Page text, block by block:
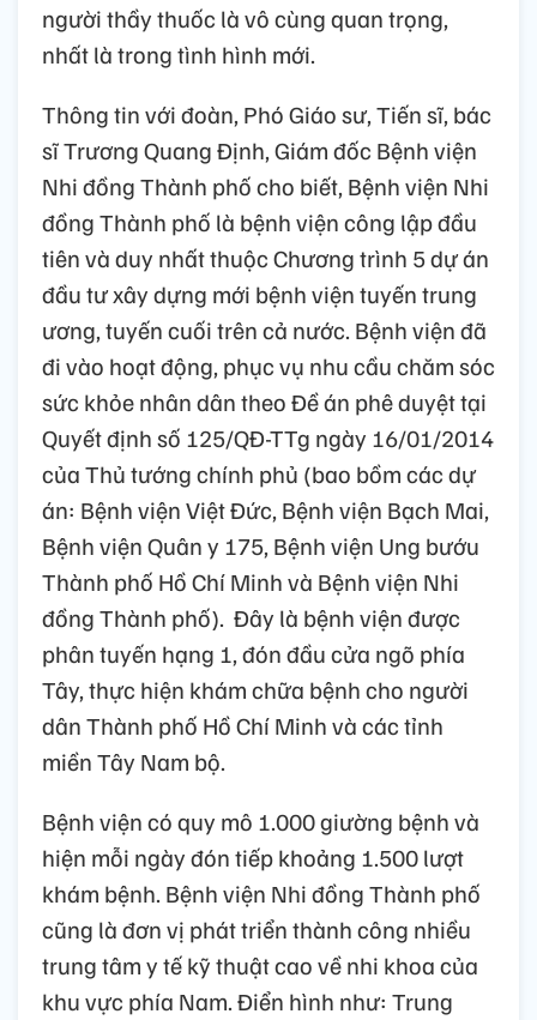
người thầy thuốc là vô cùng quan trọng,
nhất là trong tình hình mới.
Thông tin với đoàn, Phó Giáo sư, Tiến sĩ, bác
sĩ Trương Quang Định, Giám đốc Bệnh viện
Nhi đồng Thành phố cho biết, Bệnh viện Nhi
đồng Thành phố là bệnh viện công lập đầu
tiên và duy nhất thuộc Chương trình 5 dự án
đầu tư xây dựng mới bệnh viện tuyến trung
ương, tuyến cuối trên cả nước. Bệnh viện đã
đi vào hoạt động, phục vụ nhu cầu chăm sóc
sức khỏe nhân dân theo Đề án phê duyệt tại
Quyết định số 125/QĐ-TTg ngày 16/01/2014
của Thủ tướng chính phủ (bao bồm các dự
án: Bệnh viện Việt Đức, Bệnh viện Bạch Mai,
Bệnh viện Quân y 175, Bệnh viện Ung bướu
Thành phố Hồ Chí Minh và Bệnh viện Nhi
đồng Thành phố). Đây là bệnh viện được
phân tuyến hạng 1, đón đầu cửa ngõ phía
Tây, thực hiện khám chữa bệnh cho người
dân Thành phố Hồ Chí Minh và các tỉnh
miền Tây Nam bộ.
Bệnh viện có quy mô 1.000 giường bệnh và
hiện mỗi ngày đón tiếp khoảng 1.500 lượt
khám bệnh. Bệnh viện Nhi đồng Thành phố
cũng là đơn vị phát triển thành công nhiều
trung tâm y tế kỹ thuật cao về nhi khoa của
khu vực phía Nam. Điển hình như: Trung